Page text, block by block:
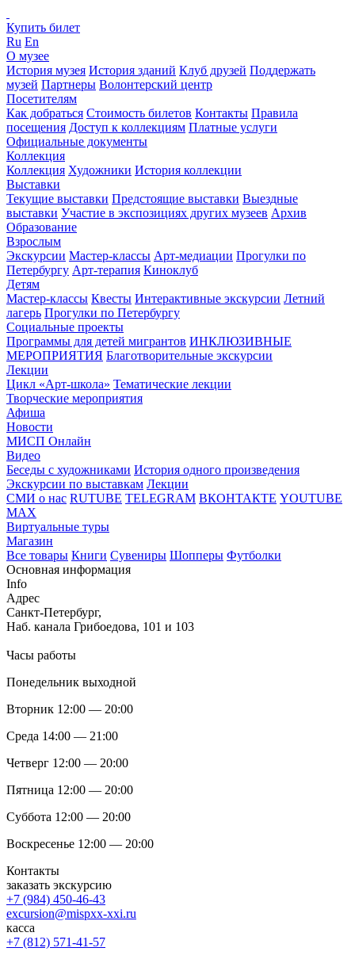
Купить билет
Ru En
О музее
История музея История зданий Клуб друзей Поддержать
музей Партнеры Волонтерский центр
Посетителям
Как добраться Стоимость билетов Контакты Правила
посещения Доступ к коллекциям Платные услуги
Официальные документы
Коллекция
Коллекция Художники История коллекции
Выставки
Текущие выставки Предстоящие выставки Выездные
выставки Участие в экспозициях других музеев Архив
Образование
Взрослым
Экскурсии Мастер-классы Арт-медиации Прогулки по
Петербургу Арт-терапия Киноклуб
Детям
Мастер-классы Квесты Интерактивные экскурсии Летний
лагерь Прогулки по Петербургу
Социальные проекты
Программы для детей мигрантов ИНКЛЮЗИВНЫЕ
МЕРОПРИЯТИЯ Благотворительные экскурсии
Лекции
Цикл «Арт-школа» Тематические лекции
Творческие мероприятия
Афиша
Новости
МИСП Онлайн
Видео
Беседы с художниками История одного произведения
Экскурсии по выставкам Лекции
СМИ о нас RUTUBE TELEGRAM ВКОНТАКТЕ YOUTUBE
MAX
Виртуальные туры
Магазин
Все товары Книги Сувениры Шопперы Футболки
Основная информация
Info
Адрес
Санкт-Петербург,
Наб. канала Грибоедова, 101 и 103
Часы работы
Понедельник выходной
Вторник 12:00 — 20:00
Среда 14:00 — 21:00
Четверг 12:00 — 20:00
Пятница 12:00 — 20:00
Суббота 12:00 — 20:00
Воскресенье 12:00 — 20:00
Контакты
заказать экскурсию
+7 (984) 450-46-43
excursion@mispxx-xxi.ru
касса
+7 (812) 571-41-57